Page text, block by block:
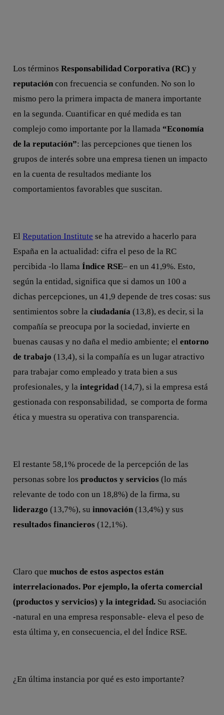
Los términos Responsabilidad Corporativa (RC) y
reputación con frecuencia se confunden. No son lo
mismo pero la primera impacta de manera importante
en la segunda. Cuantificar en qué medida es tan
complejo como importante por la llamada “Economía
de la reputación”: las percepciones que tienen los
grupos de interés sobre una empresa tienen un impacto
en la cuenta de resultados mediante los
comportamientos favorables que suscitan.
El Reputation Institute se ha atrevido a hacerlo para
España en la actualidad: cifra el peso de la RC
percibida -lo llama Índice RSE– en un 41,9%. Esto,
según la entidad, significa que si damos un 100 a
dichas percepciones, un 41,9 depende de tres cosas: sus
sentimientos sobre la ciudadanía (13,8), es decir, si la
compañía se preocupa por la sociedad, invierte en
buenas causas y no daña el medio ambiente; el entorno
de trabajo (13,4), si la compañía es un lugar atractivo
para trabajar como empleado y trata bien a sus
profesionales, y la integridad (14,7), si la empresa está
gestionada con responsabilidad, se comporta de forma
ética y muestra su operativa con transparencia.
El restante 58,1% procede de la percepción de las
personas sobre los productos y servicios (lo más
relevante de todo con un 18,8%) de la firma, su
liderazgo (13,7%), su innovación (13,4%) y sus
resultados financieros (12,1%).
Claro que muchos de estos aspectos están
interrelacionados. Por ejemplo, la oferta comercial
(productos y servicios) y la integridad. Su asociación
-natural en una empresa responsable- eleva el peso de
esta última y, en consecuencia, el del Índice RSE.
¿En última instancia por qué es esto importante?